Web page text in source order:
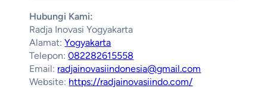
Hubungi Kami:
Radja Inovasi Yogyakarta
Alamat:Yogyakarta
Telepon:082282615558
Email: radjainovasiindonesia@gmail.com
Website: https://radjainovasiindo.com/